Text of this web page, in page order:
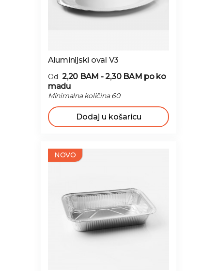
Aluminijski oval V3
Od 2,20 BAM - 2,30 BAM po ko
madu
Minimalna količina 60
Dodaj u košaricu
NOVO